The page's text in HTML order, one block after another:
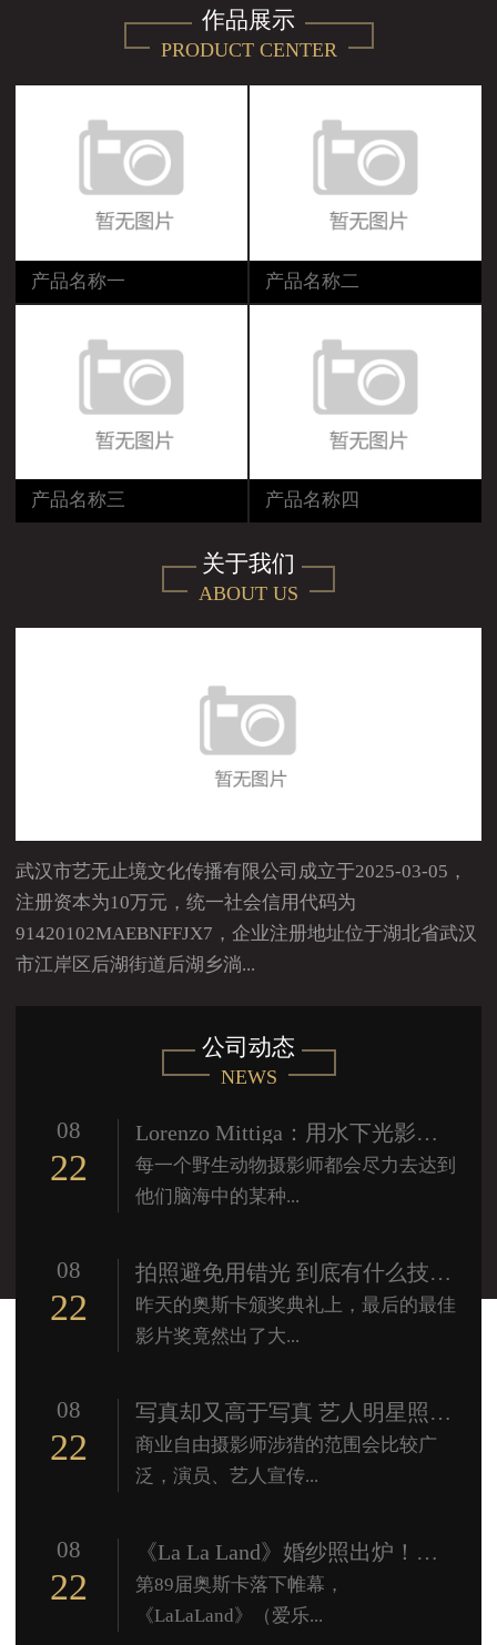
作品展示
PRODUCT CENTER
产品名称一 产品名称二
产品名称三 产品名称四
关于我们
ABOUT US
武汉市艺无止境文化传播有限公司成立于2025-03-05，
注册资本为10万元，统一社会信用代码为
91420102MAEBNFFJX7，企业注册地址位于湖北省武汉
市江岸区后湖街道后湖乡淌...
公司动态
NEWS
08
22
Lorenzo Mittiga：用水下光影探索艺术
每一个野生动物摄影师都会尽力去达到
他们脑海中的某种...
08
22
拍照避免用错光 到底有什么技巧？
昨天的奥斯卡颁奖典礼上，最后的最佳
影片奖竟然出了大...
08
22
写真却又高于写真 艺人明星照拍摄经验分享
商业自由摄影师涉猎的范围会比较广
泛，演员、艺人宣传...
08
22
《La La Land》婚纱照出炉！最浪漫不过星空下与你共舞
第89届奥斯卡落下帷幕，
《LaLaLand》（爱乐...